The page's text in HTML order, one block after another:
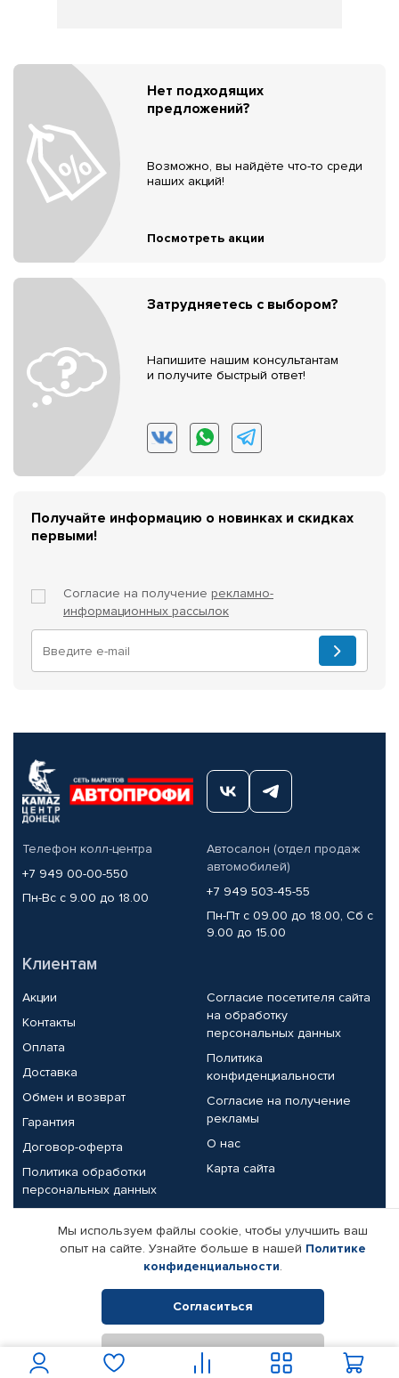
Нет подходящих
предложений?
Возможно, вы найдёте что-то среди
наших акций!
Посмотреть акции
Затрудняетесь с выбором?
Напишите нашим консультантам
и получите быстрый ответ!
Получайте информацию о новинках и скидках
первыми!
Согласие на получение рекламно-
информационных рассылок
Телефон колл-центра
+7 949 00-00-550
Пн-Вс с 9.00 до 18.00
Автосалон (отдел продаж
автомобилей)
+7 949 503-45-55
Пн-Пт с 09.00 до 18.00, Сб с
9.00 до 15.00
Клиентам
Акции
Контакты
Оплата
Доставка
Обмен и возврат
Гарантия
Договор-оферта
Политика обработки
персональных данных
Согласие посетителя сайта
на обработку
персональных данных
Политика
конфиденциальности
Согласие на получение
рекламы
О нас
Карта сайта
Партнерам
Корпоративным клиентам
Поставщикам
Реквизиты компании
© КАМАЗ ЦЕНТР ДОНЕЦК, 2015-2026. Все права защищены.
Интернет-магазин автомобильных товаров Автопрофи.
Мы используем файлы cookie, чтобы улучшить ваш
опыт на сайте. Узнайте больше в нашей Политике
конфиденциальности.
Согласиться
Отклонить